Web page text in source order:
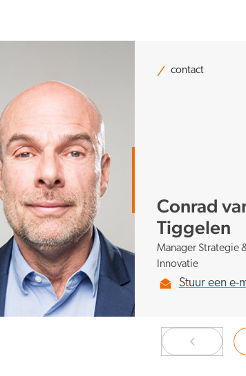
contact
Conrad
Tiggelen
Manager Strategie
Innovatie
Stuur een e-